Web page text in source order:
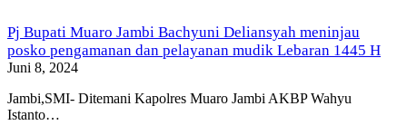
Pj Bupati Muaro Jambi Bachyuni Deliansyah meninjau
posko pengamanan dan pelayanan mudik Lebaran 1445 H
Juni 8, 2024
Jambi,SMI- Ditemani Kapolres Muaro Jambi AKBP Wahyu
Istanto…